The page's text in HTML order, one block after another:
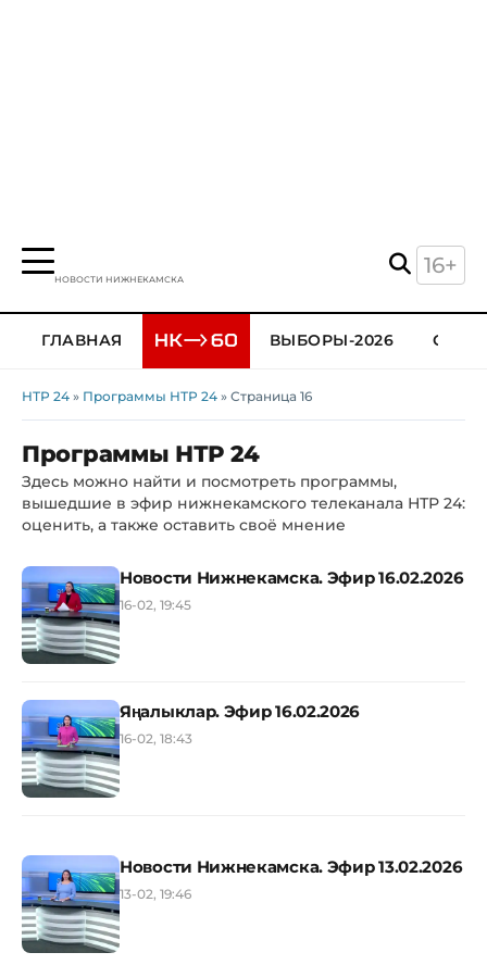
НОВОСТИ НИЖНЕКАМСКА
16+
ГЛАВНАЯ ВЫБОРЫ-2026
НТР 24 » Программы НТР 24 » Страница 16
Программы НТР 24
Здесь можно найти и посмотреть программы,
вышедшие в эфир нижнекамского телеканала НТР 24:
оценить, а также оставить своё мнение
Новости Нижнекамска. Эфир 16.02.2026
16-02, 19:45
Яңалыклар. Эфир 16.02.2026
16-02, 18:43
Новости Нижнекамска. Эфир 13.02.2026
13-02, 19:46